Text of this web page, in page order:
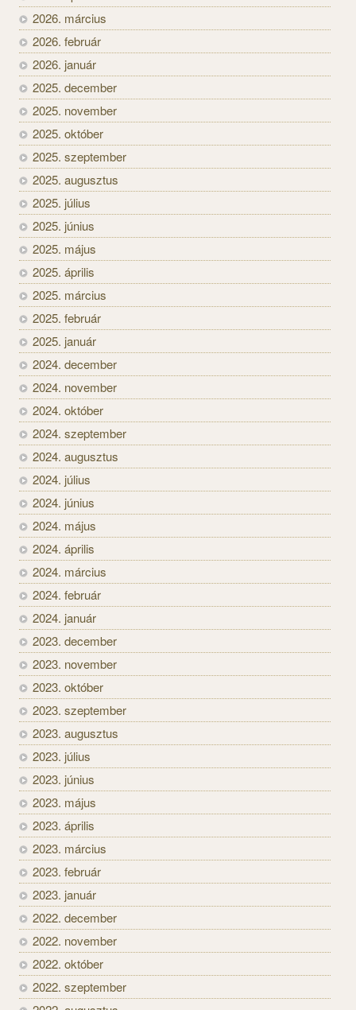
2026. március
2026. február
2026. január
2025. december
2025. november
2025. október
2025. szeptember
2025. augusztus
2025. július
2025. június
2025. május
2025. április
2025. március
2025. február
2025. január
2024. december
2024. november
2024. október
2024. szeptember
2024. augusztus
2024. július
2024. június
2024. május
2024. április
2024. március
2024. február
2024. január
2023. december
2023. november
2023. október
2023. szeptember
2023. augusztus
2023. július
2023. június
2023. május
2023. április
2023. március
2023. február
2023. január
2022. december
2022. november
2022. október
2022. szeptember